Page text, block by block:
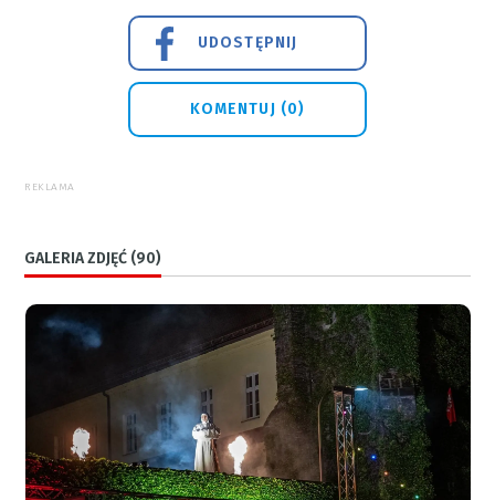
UDOSTĘPNIJ
KOMENTUJ (0)
REKLAMA
GALERIA ZDJĘĆ (90)